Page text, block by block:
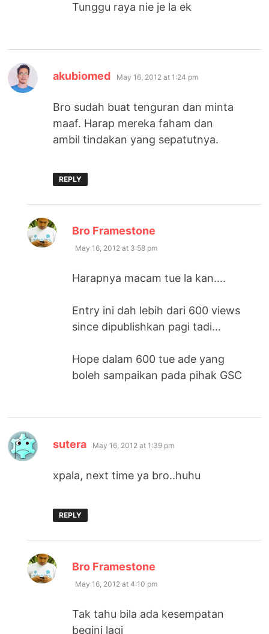
Tunggu raya nie je la ek
akubiomed says:
May 16, 2012 at 1:24 pm
Bro sudah buat tenguran dan minta
maaf. Harap mereka faham dan
ambil tindakan yang sepatutnya.
REPLY
Bro Framestone
May 16, 2012 at 3:58 pm
Harapnya macam tue la kan….
Entry ini dah lebih dari 600 views
since dipublishkan pagi tadi…
Hope dalam 600 tue ade yang
boleh sampaikan pada pihak GSC
sutera says:
May 16, 2012 at 1:39 pm
xpala, next time ya bro..huhu
REPLY
Bro Framestone
May 16, 2012 at 4:10 pm
Tak tahu bila ada kesempatan
begini lagi